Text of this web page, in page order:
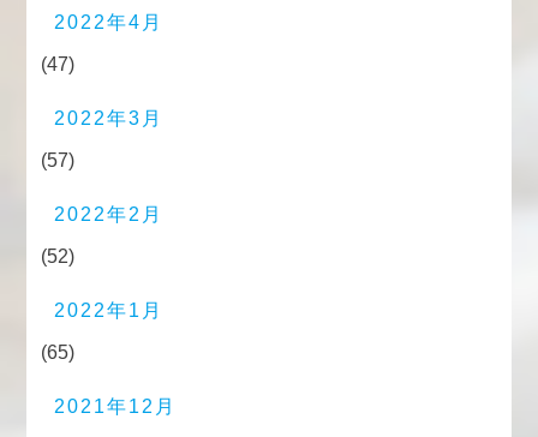
2022年4月
(47)
2022年3月
(57)
2022年2月
(52)
2022年1月
(65)
2021年12月